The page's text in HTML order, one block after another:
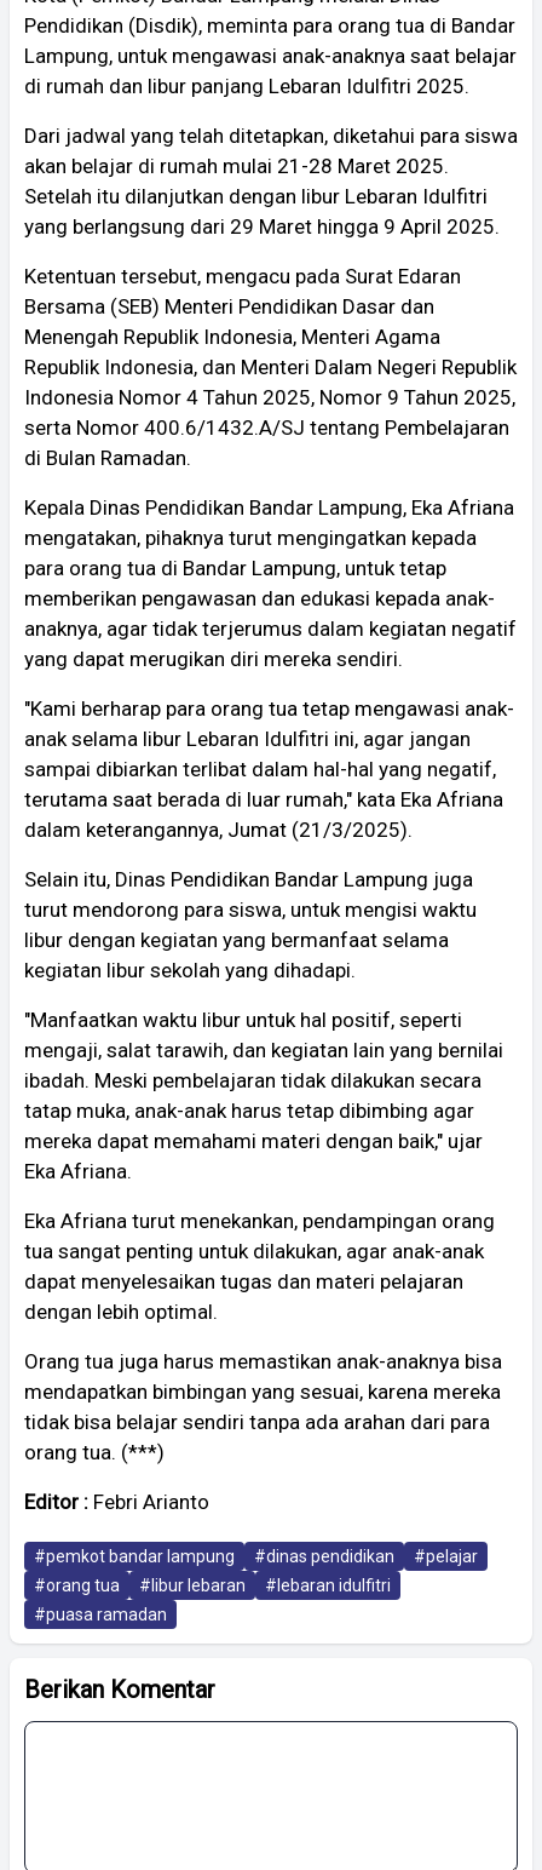
Pendidikan (Disdik), meminta para orang tua di Bandar
Lampung, untuk mengawasi anak-anaknya saat belajar
di rumah dan libur panjang Lebaran Idulfitri 2025.
Dari jadwal yang telah ditetapkan, diketahui para siswa
akan belajar di rumah mulai 21-28 Maret 2025.
Setelah itu dilanjutkan dengan libur Lebaran Idulfitri
yang berlangsung dari 29 Maret hingga 9 April 2025.
Ketentuan tersebut, mengacu pada Surat Edaran
Bersama (SEB) Menteri Pendidikan Dasar dan
Menengah Republik Indonesia, Menteri Agama
Republik Indonesia, dan Menteri Dalam Negeri Republik
Indonesia Nomor 4 Tahun 2025, Nomor 9 Tahun 2025,
serta Nomor 400.6/1432.A/SJ tentang Pembelajaran
di Bulan Ramadan.
Kepala Dinas Pendidikan Bandar Lampung, Eka Afriana
mengatakan, pihaknya turut mengingatkan kepada
para orang tua di Bandar Lampung, untuk tetap
memberikan pengawasan dan edukasi kepada anak-
anaknya, agar tidak terjerumus dalam kegiatan negatif
yang dapat merugikan diri mereka sendiri.
"Kami berharap para orang tua tetap mengawasi anak-
anak selama libur Lebaran Idulfitri ini, agar jangan
sampai dibiarkan terlibat dalam hal-hal yang negatif,
terutama saat berada di luar rumah," kata Eka Afriana
dalam keterangannya, Jumat (21/3/2025).
Selain itu, Dinas Pendidikan Bandar Lampung juga
turut mendorong para siswa, untuk mengisi waktu
libur dengan kegiatan yang bermanfaat selama
kegiatan libur sekolah yang dihadapi.
"Manfaatkan waktu libur untuk hal positif, seperti
mengaji, salat tarawih, dan kegiatan lain yang bernilai
ibadah. Meski pembelajaran tidak dilakukan secara
tatap muka, anak-anak harus tetap dibimbing agar
mereka dapat memahami materi dengan baik," ujar
Eka Afriana.
Eka Afriana turut menekankan, pendampingan orang
tua sangat penting untuk dilakukan, agar anak-anak
dapat menyelesaikan tugas dan materi pelajaran
dengan lebih optimal.
Orang tua juga harus memastikan anak-anaknya bisa
mendapatkan bimbingan yang sesuai, karena mereka
tidak bisa belajar sendiri tanpa ada arahan dari para
orang tua. (***)
Editor : Febri Arianto
#pemkot bandar lampung #dinas pendidikan
#pelajar
#orang tua
#libur lebaran
#lebaran idulfitri
#puasa ramadan
Berikan Komentar